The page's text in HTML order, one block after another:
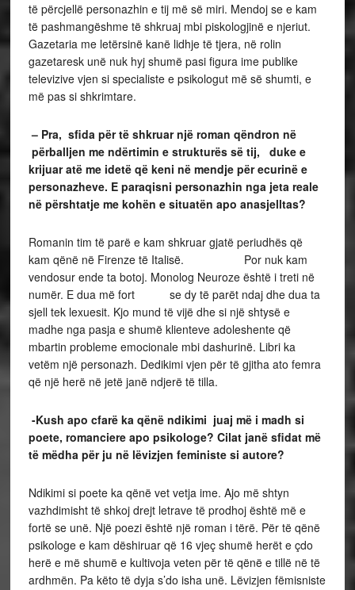
të përcjellë personazhin e tij më së miri. Mendoj se e kam
të pashmangëshme të shkruaj mbi piskologjinë e njeriut.
Gazetaria me letërsinë kanë lidhje të tjera, në rolin
gazetaresk unë nuk hyj shumë pasi figura ime publike
televizive vjen si specialiste e psikologut më së shumti, e
më pas si shkrimtare.
– Pra, sfida për të shkruar një roman qëndron në
përballjen me ndërtimin e strukturës së tij, duke e
krijuar atë me idetë që keni në mendje për ecurinë e
personazheve. E paraqisni personazhin nga jeta reale
në përshtatje me kohën e situatën apo anasjelltas?
Romanin tim të parë e kam shkruar gjatë periudhës që
kam qënë në Firenze të Italisë. Por nuk kam
vendosur ende ta botoj. Monolog Neuroze është i treti në
numër. E dua më fort se dy të parët ndaj dhe dua ta
sjell tek lexuesit. Kjo mund të vijë dhe si një shtysë e
madhe nga pasja e shumë klienteve adoleshente që
mbartin probleme emocionale mbi dashurinë. Libri ka
vetëm një personazh. Dedikimi vjen për të gjitha ato femra
që një herë në jetë janë ndjerë të tilla.
-Kush apo cfarë ka qënë ndikimi juaj më i madh si
poete, romanciere apo psikologe? Cilat janë sfidat më
të mëdha për ju në lëvizjen feministe si autore?
Ndikimi si poete ka qënë vet vetja ime. Ajo më shtyn
vazhdimisht të shkoj drejt letrave të prodhoj është më e
fortë se unë. Një poezi është një roman i tërë. Për të qënë
psikologe e kam dëshiruar që 16 vjeç shumë herët e çdo
herë e më shumë e kultivoja veten për të qënë e tillë në të
ardhmën. Pa këto të dyja s’do isha unë. Lëvizjen fëmisniste